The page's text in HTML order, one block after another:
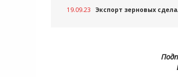
19.09.23
Экспорт зерновых